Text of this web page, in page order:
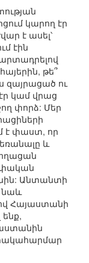
կարող էր
է ասել՝
էին
թե՞
զայրացած ու
կամ վրաց
փորձ: Մեր
է փաստ, որ
և
Անտանտի
նաև
Հայաստանի
ենք,